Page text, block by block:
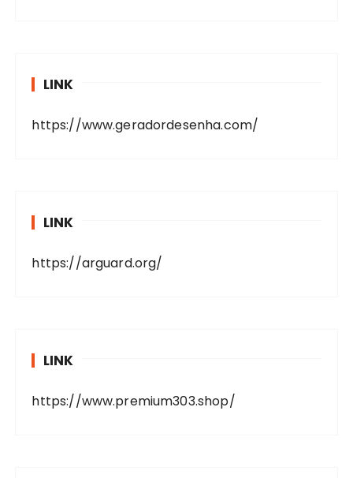
LINK
https://www.geradordesenha.com/
LINK
https://arguard.org/
LINK
https://www.premium303.shop/